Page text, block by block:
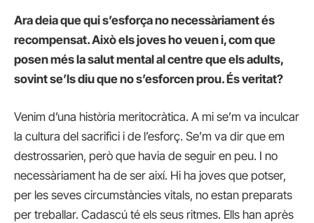
Ara deia que qui s’esforça no necessàriament és
recompensat. Això els joves ho veuen i, com que
posen més la salut mental al centre que els adults,
sovint se’ls diu que no s’esforcen prou. És veritat?
Venim d’una història meritocràtica. A mi se’m va inculcar
la cultura del sacrifici i de l’esforç. Se’m va dir que em
destrossarien, però que havia de seguir en peu. I no
necessàriament ha de ser així. Hi ha joves que potser,
per les seves circumstàncies vitals, no estan preparats
per treballar. Cadascú té els seus ritmes. Ells han après